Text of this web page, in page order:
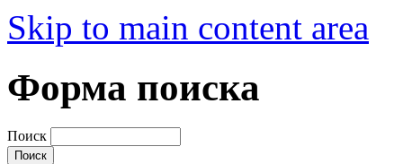
Skip to main content area
Форма поиска
Поиск